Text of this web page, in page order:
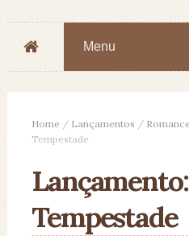
Home / Lançamentos / Romance
Tempestade
Tempestade